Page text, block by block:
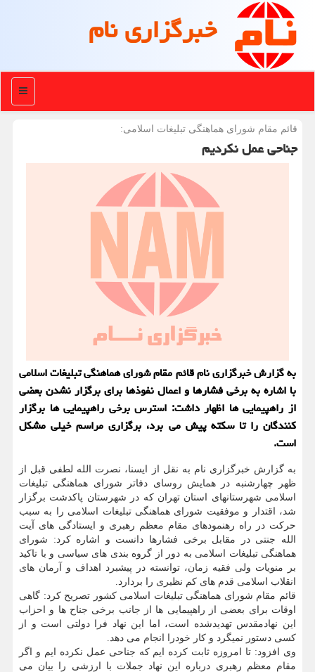
خبرگزاری نام
منو
قائم مقام شورای هماهنگی تبلیغات اسلامی:
جناحی عمل نكردیم
به گزارش خبرگزاری نام قائم مقام شورای هماهنگی تبلیغات اسلامی
با اشاره به برخی فشارها و اعمال نفوذها برای برگزار نشدن بعضی
از راهپیمایی ها اظهار داشت: استرس برخی راهپیمایی ها برگزار
كنندگان را تا سكته پیش می برد، برگزاری مراسم خیلی مشكل
است.
به گزارش خبرگزاری نام به نقل از ایسنا، نصرت الله لطفی قبل از
ظهر چهارشنبه در همایش روسای دفاتر شورای هماهنگی تبلیغات
اسلامی شهرستانهای استان تهران که در شهرستان پاکدشت برگزار
شد، اقتدار و موفقیت شورای هماهنگی تبلیغات اسلامی را به سبب
حرکت در راه رهنمودهای مقام معظم رهبری و ایستادگی های آیت
الله جنتی در مقابل برخی فشارها دانست و اشاره کرد: شورای
هماهنگی تبلیغات اسلامی به دور از گروه بندی های سیاسی و با تاکید
بر منویات ولی فقیه زمان، توانسته در پیشبرد اهداف و آرمان های
انقلاب اسلامی قدم های کم نظیری را بردارد.
قائم مقام شورای هماهنگی تبلیغات اسلامی کشور تصریح کرد: گاهی
اوقات برای بعضی از راهپیمایی ها از جانب برخی جناح ها و احزاب
این نهادمقدس تهدیدشده است، اما این نهاد فرا دولتی است و از
کسی دستور نمیگرد و کار خودرا انجام می دهد.
وی افزود: تا امروزه ثابت کرده ایم که جناحی عمل نکرده ایم و اگر
مقام معظم رهبری درباره این نهاد جملات با ارزشی را بیان می